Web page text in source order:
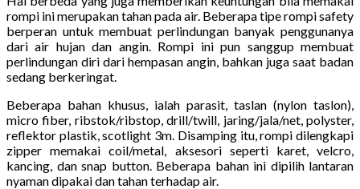
rompi ini merupakan tahan pada air. Beberapa tipe rompi safety
berperan untuk membuat perlindungan banyak penggunanya
dari air hujan dan angin. Rompi ini pun sanggup membuat
perlindungan diri dari hempasan angin, bahkan juga saat badan
sedang berkeringat.
Beberapa bahan khusus, ialah parasit, taslan (nylon taslon),
micro fiber, ribstok/ribstop, drill/twill, jaring/jala/net, polyster,
reflektor plastik, scotlight 3m. Disamping itu, rompi dilengkapi
zipper memakai coil/metal, aksesori seperti karet, velcro,
kancing, dan snap button. Beberapa bahan ini dipilih lantaran
nyaman dipakai dan tahan terhadap air.